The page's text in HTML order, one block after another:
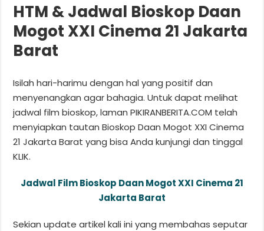
HTM & Jadwal Bioskop Daan
Mogot XXI Cinema 21 Jakarta
Barat
Isilah hari-harimu dengan hal yang positif dan
menyenangkan agar bahagia. Untuk dapat melihat
jadwal film bioskop, laman PIKIRANBERITA.COM telah
menyiapkan tautan Bioskop Daan Mogot XXI Cinema
21 Jakarta Barat yang bisa Anda kunjungi dan tinggal
KLIK.
Jadwal Film Bioskop Daan Mogot XXI Cinema 21
Jakarta Barat
Sekian update artikel kali ini yang membahas seputar